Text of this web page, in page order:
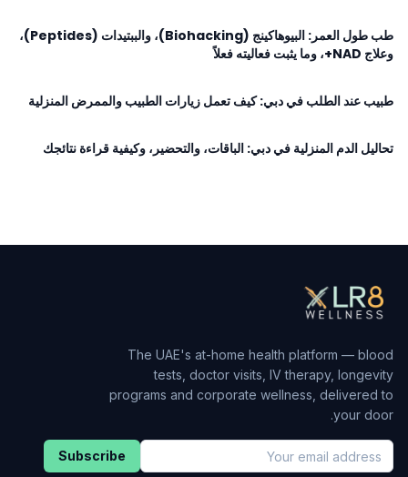
طب طول العمر: البيوهاكينج (Biohacking)، والببتيدات (Peptides)،
وعلاج NAD+، وما يثبت فعاليته فعلاً
طبيب عند الطلب في دبي: كيف تعمل زيارات الطبيب والممرض المنزلية
تحاليل الدم المنزلية في دبي: الباقات، والتحضير، وكيفية قراءة نتائجك
The UAE's at-home health platform — blood
tests, doctor visits, IV therapy, longevity
programs and corporate wellness, delivered to
your door.
Subscribe